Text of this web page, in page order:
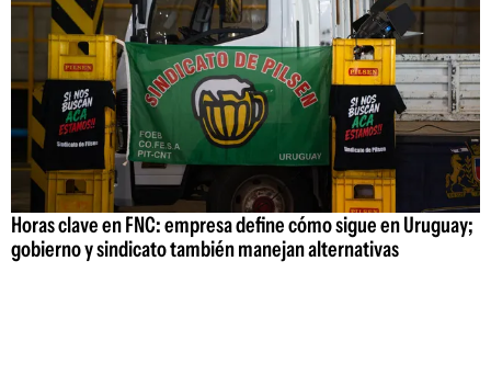
Horas clave en FNC: empresa define cómo sigue en Uruguay;
gobierno y sindicato también manejan alternativas